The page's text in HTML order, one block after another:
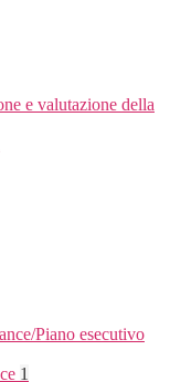
e valutazione della
Piano esecutivo
1